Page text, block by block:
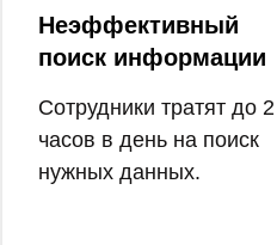
Неэффективный
поиск информации
Сотрудники тратят до 2
часов в день на поиск
нужных данных.